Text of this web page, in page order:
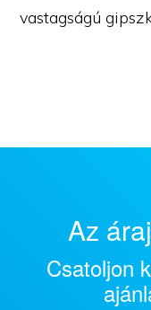
vastagságú
Az
Csatoljon